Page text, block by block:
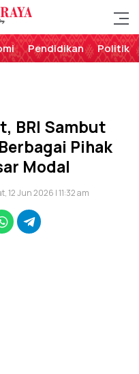
Sulteng
Pendidikan Politik
BRI Sambut
Pihak
Modal
12 Jun 2026 | 11:32 am